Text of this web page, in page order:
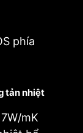
phía
tản nhiệt
mK
bằng tay
cấp.
nhiệt độ
BIOS